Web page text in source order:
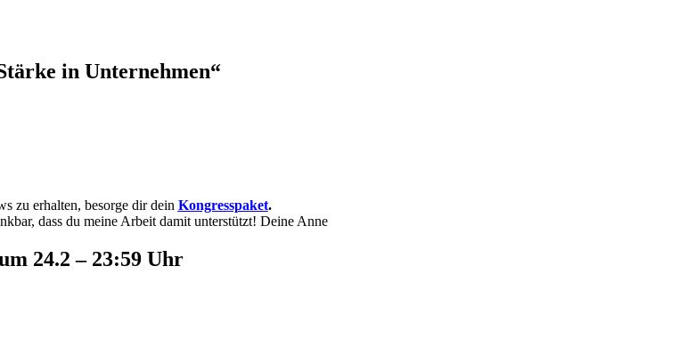
in Unternehmen“
zu erhalten, besorge dir dein Kongresspaket.
dass du meine Arbeit damit unterstützt! Deine Anne
24.2 – 23:59 Uhr